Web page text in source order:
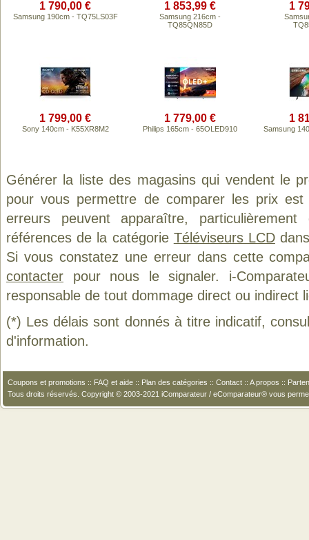
1 790,00 €
Samsung 190cm - TQ75LS03F
1 853,99 €
Samsung 216cm -
TQ85QN85D
1
1 799,00 €
Sony 140cm - K55XR8M2
1 779,00 €
Philips 165cm - 65OLED910
1
Samsung
Générer la liste des magasins qui vendent le
pour vous permettre de comparer les prix
erreurs peuvent apparaître,
références de la catégorie Téléviseurs LCD
Si vous constatez une erreur dans cette
contacter pour nous le signaler. i-
responsable de tout dommage direct ou indirect
(*) Les délais sont donnés à titre indicatif,
d'information.
Coupons et promotions :: FAQ et aide :: Plan des catégories :: Contact :: A propos ::
Tous droits réservés. Copyright © 2003-2021 iComparateur / eComparateur® vous